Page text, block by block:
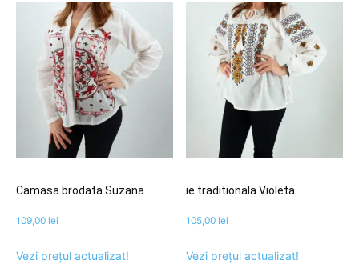
Camasa brodata Suzana
109,00 lei
Vezi prețul actualizat!
ie traditionala Violeta
105,00 lei
Vezi prețul actualizat!